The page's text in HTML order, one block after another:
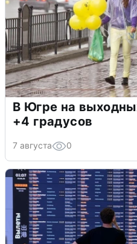
В Югре на
+4 градусов
7 августа 0